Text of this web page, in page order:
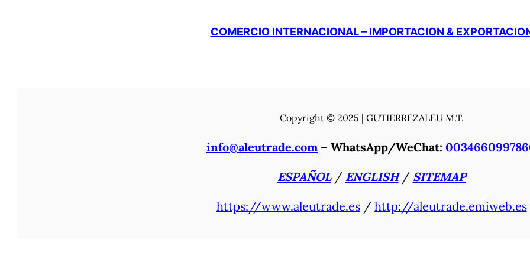
COMERCIO INTERNACIONAL – IMPORTACION &
Copyright © 2025 | GUTIERREZALEU M.T.
info@aleutrade.com – WhatsApp/WeChat:
ESPAÑOL/ ENGLISH/ SITEMAP
https://www.aleutrade.es/ http://aleutrade.emiweb.es